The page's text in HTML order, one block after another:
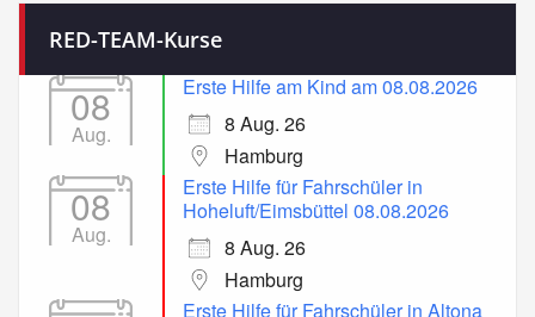
RED-TEAM-Kurse
08
Aug.
Erste Hilfe am Kind am 08.08.2026
8 Aug. 26
Hamburg
08
Aug.
Erste Hilfe für Fahrschüler in
Hoheluft/Eimsbüttel 08.08.2026
8 Aug. 26
Hamburg
Erste Hilfe für Fahrschüler in Altona